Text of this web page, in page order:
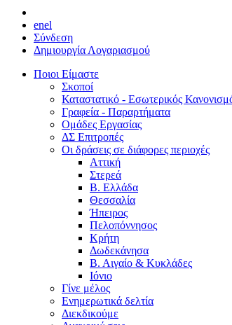
enel
Σύνδεση
Δημιουργία Λογαριασμού
Ποιοι Είμαστε
Σκοποί
Καταστατικό - Εσωτερικός
Γραφεία - Παραρτήματα
Ομάδες Εργασίας
ΔΣ Επιτροπές
Οι δράσεις σε διάφορες περιοχές
Αττική
Στερεά
Β. Ελλάδα
Θεσσαλία
Ήπειρος
Πελοπόννησος
Κρήτη
Δωδεκάνησα
Β. Αιγαίο & Κυκλάδες
Ιόνιο
Γίνε μέλος
Ενημερωτικά δελτία
Διεκδικούμε